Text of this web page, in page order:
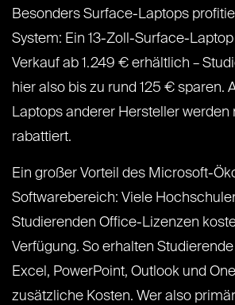
Besonders Surface-Laptops
System: Ein 13-Zoll-Surface-
Verkauf ab 1.249 € erhältlich –
hier also bis zu rund 125 € sparen.
Laptops anderer Hersteller werden
rabattiert.
Ein großer Vorteil des Microsoft-
Softwarebereich: Viele
Studierenden Office-Lizenzen
Verfügung. So erhalten
Excel, PowerPoint, Outlook und
zusätzliche Kosten. Wer also